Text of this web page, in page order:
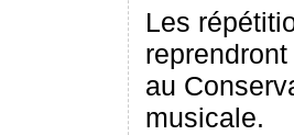
Les
au
musicale.